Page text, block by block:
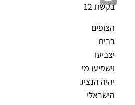
בקשת 12
הצופים
בבית
יצביעו
וישפיעו מי
יהיה הנציג
הישראלי